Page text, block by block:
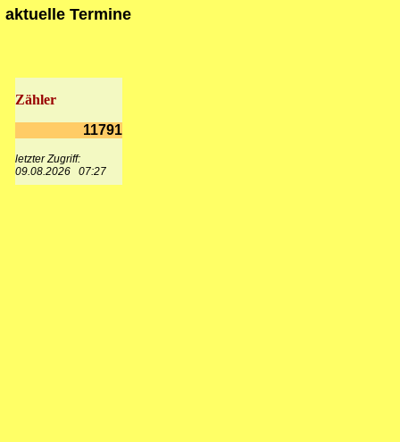
aktuelle Termine
Zähler
11791
letzter Zugriff:
09.08.2026 07:27